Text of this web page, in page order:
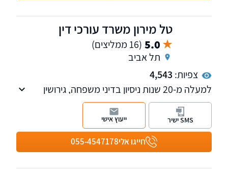
טל מירון משרד עורכי דין
5.0 (16 ממליצים)
תל אביב
צפיות: 4,543
למעלה מ-20 שנות ניסיון בדיני משפחה, גירושין
וגישור, לצד פעילות מקצועית ענפה בתחומי
המקרקעין, מיסוי הנדל"ן והמשכנתאות. אנו
מחויבים להשגת התוצאה האידיאלית עבור
לקוחותינו, תוך מתן מעטפת משפטית מקיפה ויחס
אישי לכל אורך הדרך.
חייגו אלי055-4547178
SMS ישיר ייעוץ אישי